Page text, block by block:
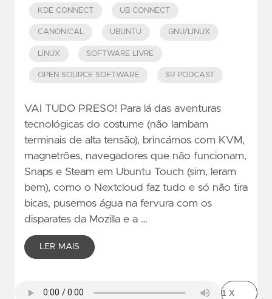
KDE CONNECT UB CONNECT
CANONICAL UBUNTU GNU/LINUX
LINUX SOFTWARE LIVRE
OPEN SOURCE SOFTWARE SR PODCAST
VAI TUDO PRESO! Para lá das aventuras
tecnológicas do costume (não lambam
terminais de alta tensão), brincámos com KVM,
magnetrões, navegadores que não funcionam,
Snaps e Steam em Ubuntu Touch (sim, leram
bem), como o Nextcloud faz tudo e só não tira
bicas, pusemos água na fervura com os
disparates da Mozilla e a …
LER MAIS